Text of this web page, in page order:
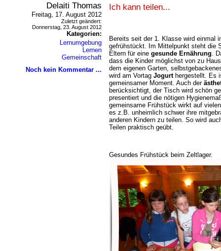
Delaiti Thomas
Freitag, 17. August 2012
Zuletzt geändert:
Donnerstag, 23. August 2012
Kategorien:
Lernumgebung
Lernen
Gemeinschaft
Noch kein Kommentar ...
Ich kann teilen...
Bereits seit der 1. Klasse wird einmal
gefrühstückt. Im Mittelpunkt steht die
Eltern für eine gesunde Ernährung .
dass die Kinder möglichst von zu
dem eigenen Garten,
wird am Vortag Jogurthergestellt. Es
gemeinsamer Moment. Auch der
berücksichtigt, der Tisch wird schön
presentiert und die nötigen
gemeinsame Frühstück wirkt auf
es z.B. unheimlich schwer ihre
anderen Kindern zu teilen. So wird
Teilen praktisch geübt.
Gesundes Frühstück beim Zeltlager.